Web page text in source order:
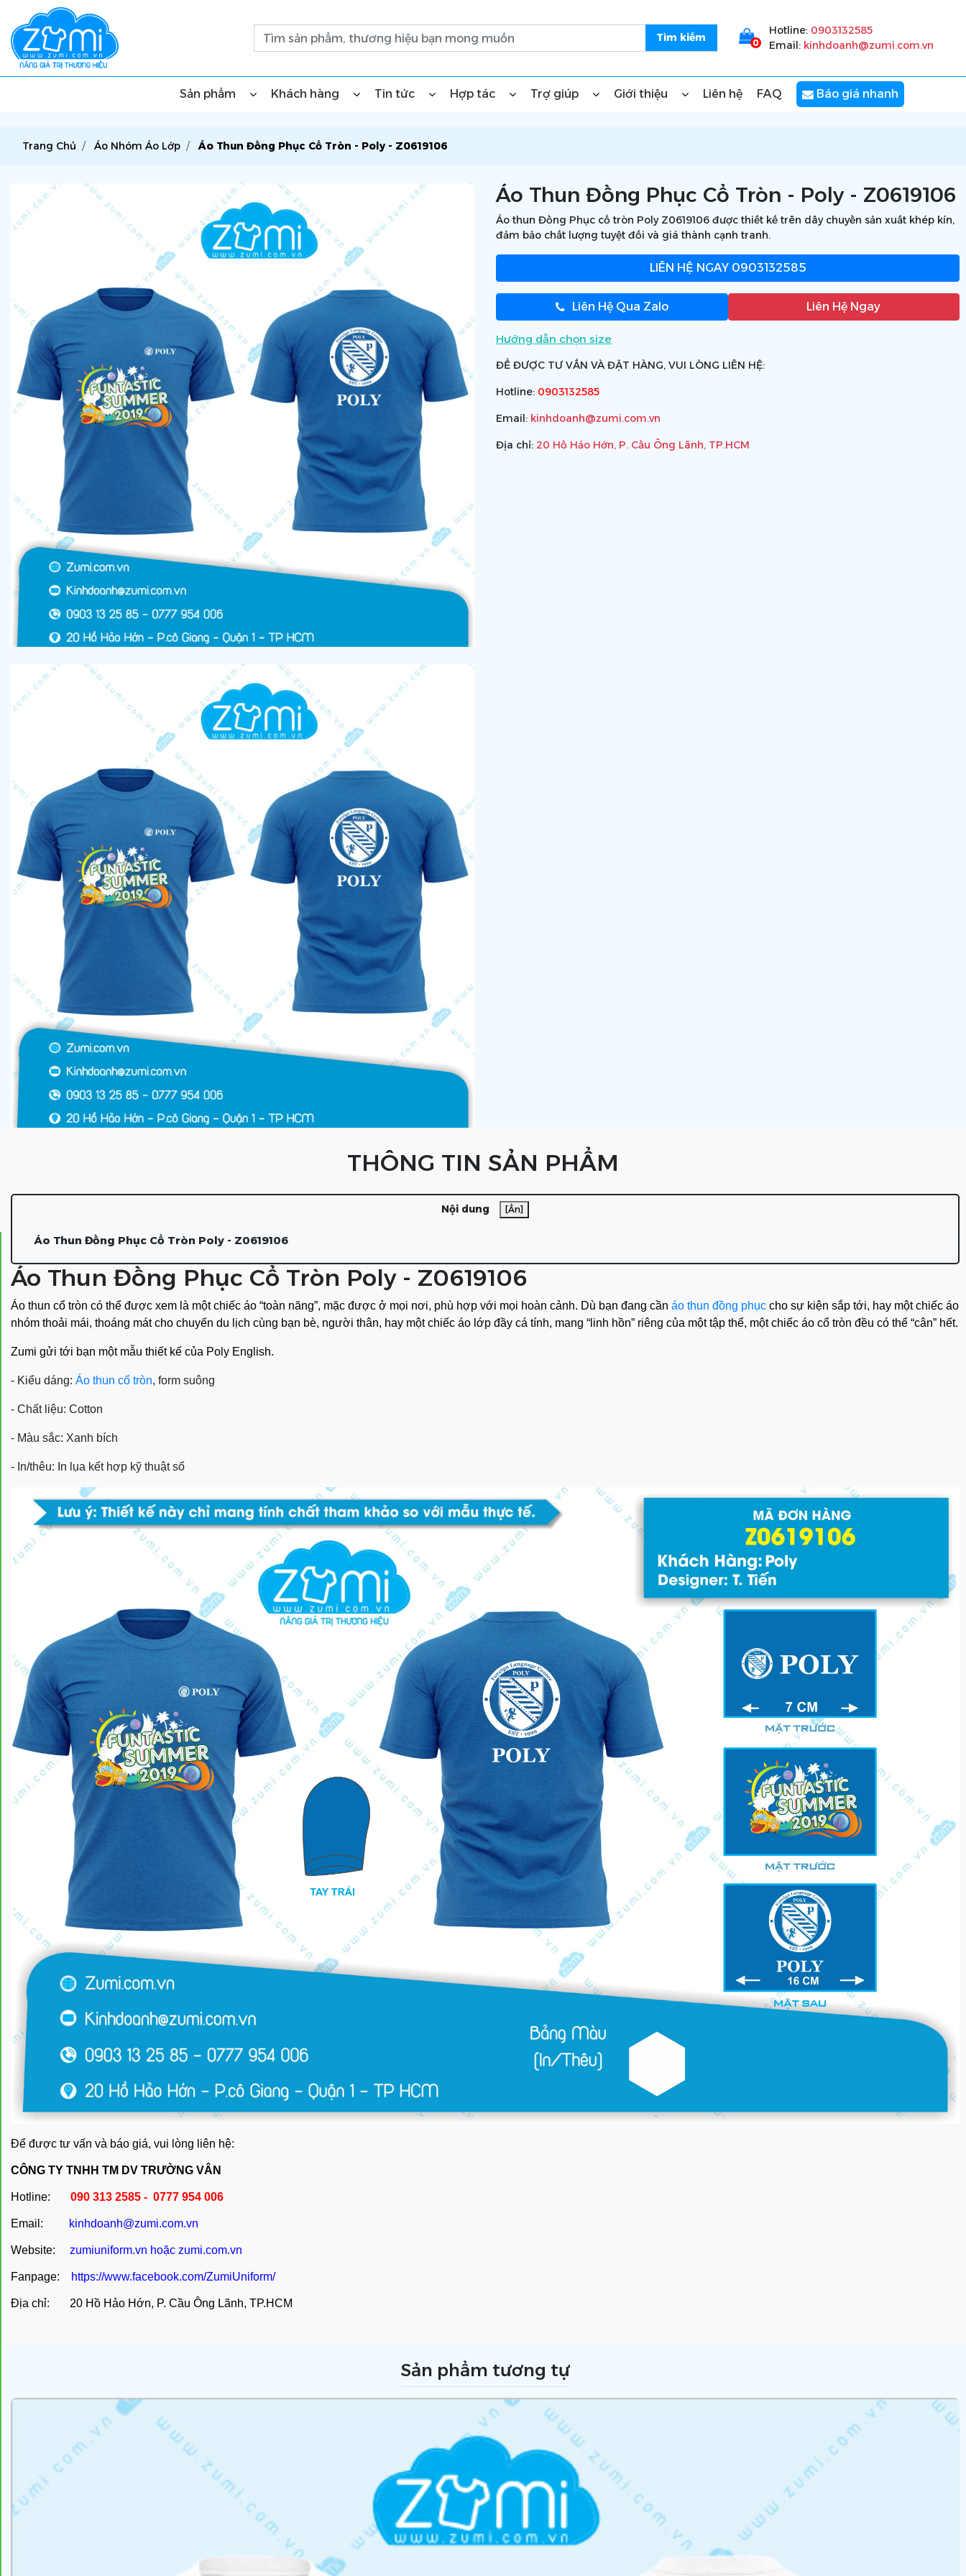
0
Hotline: 0903132585
Email: kinhdoanh@zumi.com.vn
Sản phẩm Khách hàng Tin tức Hợp tác Trợ giúp Giới thiệu Liên hệ FAQ Báo giá nhanh
Trang Chủ Áo Nhóm Áo Lớp Áo Thun Đồng Phục Cổ Tròn - Poly - Z0619106
Áo Thun Đồng Phục Cổ Tròn - Poly - Z0619106
Áo thun Đồng Phục cổ tròn Poly Z0619106 được thiết kế trên dây chuyền sản xuất khép kín,
đảm bảo chất lượng tuyệt đối và giá thành cạnh tranh.
LIÊN HỆ NGAY0903132585
Liên Hệ Qua Zalo Liên Hệ Ngay
Hướng dẫn chọn size
ĐỂ ĐƯỢC TƯ VẤN VÀ ĐẶT HÀNG, VUI LÒNG LIÊN HỆ:
Hotline: 0903132585
Email: kinhdoanh@zumi.com.vn
Địa chỉ: 20 Hồ Hảo Hớn, P. Cầu Ông Lãnh, TP.HCM
THÔNG TIN SẢN PHẨM
Nội dung [Ẩn]
Áo Thun Đồng Phục Cổ Tròn Poly - Z0619106
Áo Thun Đồng Phục Cổ Tròn Poly - Z0619106
Áo thun cổ tròn có thể được xem là một chiếc áo “toàn năng”, mặc được ở mọi nơi, phù hợp với mọi hoàn cảnh. Dù bạn đang cần áo thun đồng phục cho sự kiện sắp tới, hay một chiếc áo
nhóm thoải mái, thoáng mát cho chuyến du lịch cùng bạn bè, người thân, hay một chiếc áo lớp đầy cá tính, mang “linh hồn” riêng của một tập thể, một chiếc áo cổ tròn đều có thể “cân” hết.
Zumi gửi tới bạn một mẫu thiết kế của Poly English.
- Kiểu dáng: Áo thun cổ tròn, form suông
- Chất liệu: Cotton
- Màu sắc: Xanh bích
- In/thêu: In lụa kết hợp kỹ thuật số
Để được tư vấn và báo giá, vui lòng liên hệ:
CÔNG TY TNHH TM DV TRƯỜNG VÂN
Hotline: 090 313 2585 - 0777 954 006
Email: kinhdoanh@zumi.com.vn
Website: zumiuniform.vn hoặc zumi.com.vn
Fanpage: https://www.facebook.com/ZumiUniform/
Địa chỉ: 20 Hồ Hảo Hớn, P. Cầu Ông Lãnh, TP.HCM
Sản phẩm tương tự